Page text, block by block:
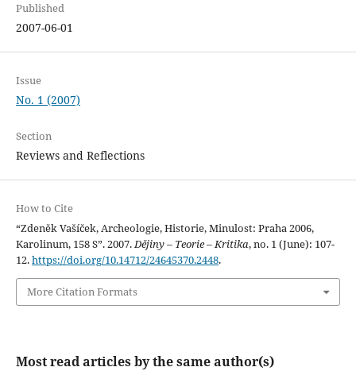
Published
2007-06-01
Issue
No. 1 (2007)
Section
Reviews and Reflections
How to Cite
“Zdeněk Vašíček, Archeologie, Historie, Minulost: Praha 2006,
Karolinum, 158 S”. 2007.Dějiny – Teorie – Kritika, no. 1 (June): 107-
12.https://doi.org/10.14712/24645370.2448.
More Citation Formats
Most read articles by the same author(s)